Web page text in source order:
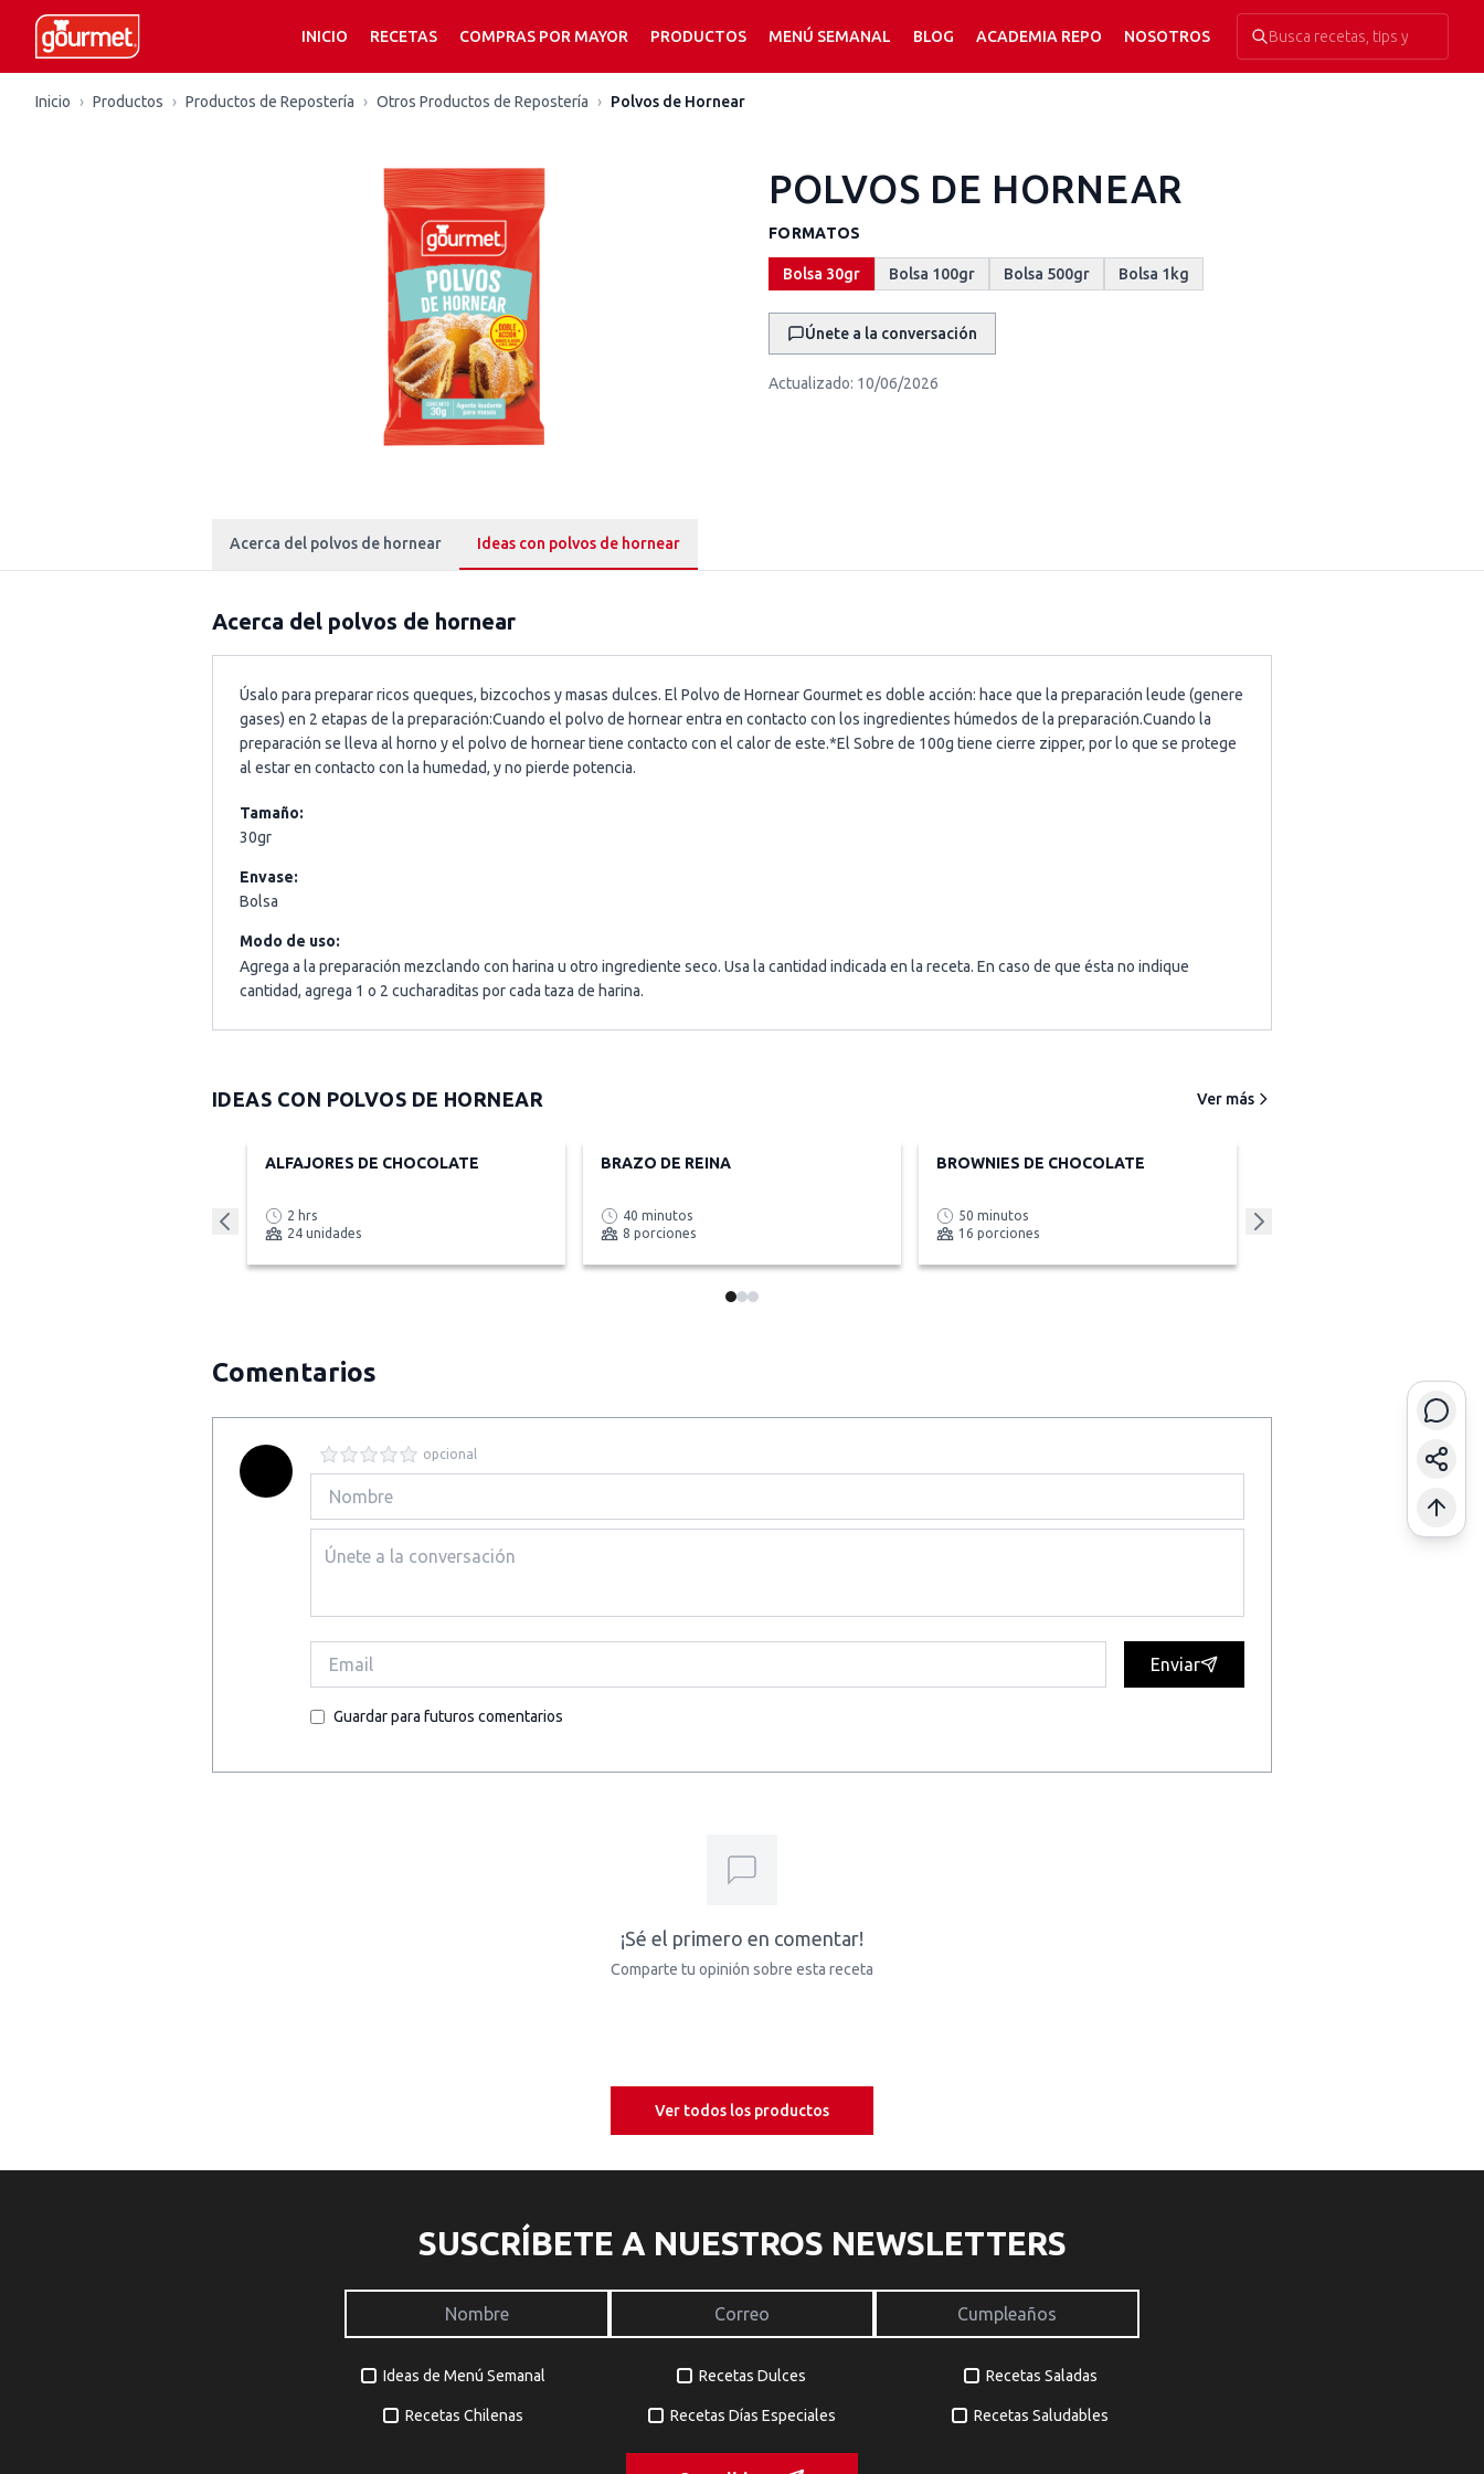
INICIO RECETAS COMPRAS POR MAYOR PRODUCTOS MENÚ SEMANAL BLOG ACADEMIA REPO NOSOTROS
Inicio › Productos › Productos de Repostería › Otros Productos de Repostería › Polvos de Hornear
POLVOS DE HORNEAR
FORMATOS
Bolsa 30gr Bolsa 100gr Bolsa 500gr Bolsa 1kg
Únete a la conversación
Actualizado: 10/06/2026
Acerca del polvos de hornear Ideas con polvos de hornear
Acerca del polvos de hornear
Úsalo para preparar ricos queques, bizcochos y masas dulces. El Polvo de Hornear Gourmet es doble acción: hace que la preparación leude (genere
gases) en 2 etapas de la preparación:Cuando el polvo de hornear entra en contacto con los ingredientes húmedos de la preparación.Cuando la
preparación se lleva al horno y el polvo de hornear tiene contacto con el calor de este.*El Sobre de 100g tiene cierre zipper, por lo que se protege
al estar en contacto con la humedad, y no pierde potencia.
Tamaño:
30gr
Envase:
Bolsa
Modo de uso:
Agrega a la preparación mezclando con harina u otro ingrediente seco. Usa la cantidad indicada en la receta. En caso de que ésta no indique
cantidad, agrega 1 o 2 cucharaditas por cada taza de harina.
IDEAS CON POLVOS DE HORNEAR Ver más
ALFAJORES DE CHOCOLATE
2 hrs
24 unidades
BRAZO DE REINA
40 minutos
8 porciones
BROWNIES DE CHOCOLATE
50 minutos
16 porciones
Comentarios
opcional
Enviar
Guardar para futuros comentarios
¡Sé el primero en comentar!
Comparte tu opinión sobre esta receta
Ver todos los productos
SUSCRÍBETE A NUESTROS NEWSLETTERS
Ideas de Menú Semanal Recetas Dulces Recetas Saladas
Recetas Chilenas Recetas Días Especiales Recetas Saludables